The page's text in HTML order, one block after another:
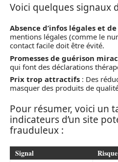
Voici quelques signaux
Absence d’infos légales et
mentions légales (comme le
contact facile doit être évité.
Promesses de guérison
qui font des déclarations
Prix trop attractifs : Des
masquer des produits de
Pour résumer, voici un
indicateurs d’un site
frauduleux :
Signal